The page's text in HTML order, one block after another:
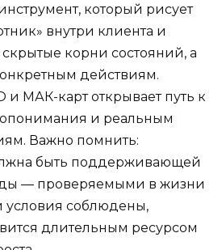
который рисует
внутри клиента и
корни состояний, а
действиям.
и МАК-карт открывает путь к
и реальным
Важно помнить:
быть поддерживающей
— проверяемыми в жизни
условия соблюдены,
длительным ресурсом